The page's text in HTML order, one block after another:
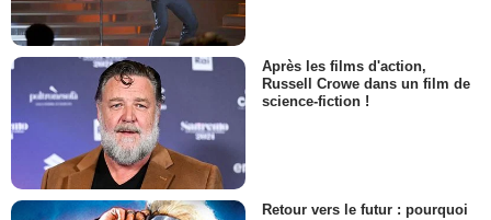
Après les films d'action,
Russell Crowe dans un film de
science-fiction !
Retour vers le futur : pourquoi